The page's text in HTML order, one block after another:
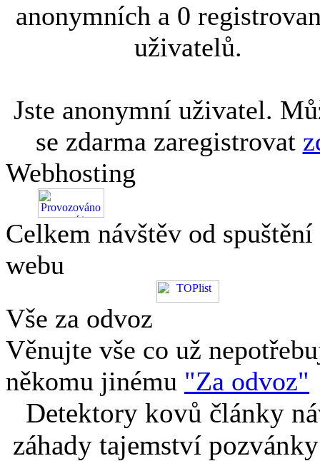
anonymních a 0
uživatelů.
Jste anonymní uživatel.
se zdarma zaregistrovat
Webhosting
Celkem návštěv od spuštění
webu
Vše za odvoz
Věnujte vše co už
někomu jinému "Za odvoz"
Detektory kovů články
záhady tajemství